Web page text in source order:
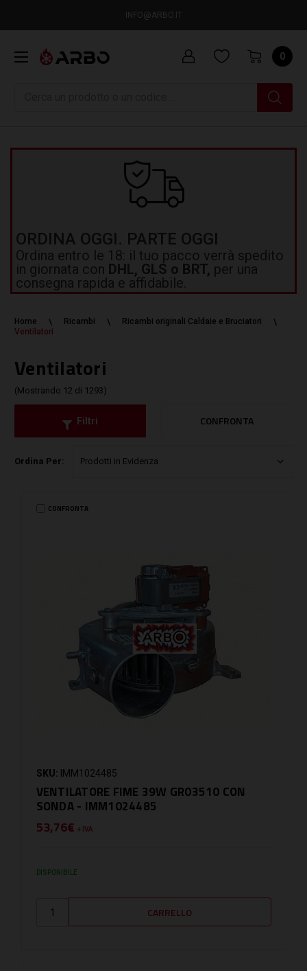
INFO@ARBO.IT
0
ORDINA OGGI. PARTE OGGI
Ordina entro le 18: il tuo pacco verrà spedito
in giornata con DHL, GLS o BRT, per una
consegna rapida e affidabile.
Home Ricambi
Ricambi originali Caldaie e Bruciatori
Ventilatori
Ventilatori
(Mostrando 12 di 1293)
Filtri CONFRONTA
Ordina Per:
CONFRONTA
SKU: IMM1024485
VENTILATORE FIME 39W GR03510 CON
SONDA - IMM1024485
53,76€ + IVA
DISPONIBILE